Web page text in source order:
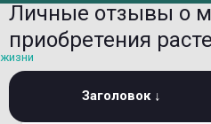
Личные отзывы о
приобретения
Заголовок ↓